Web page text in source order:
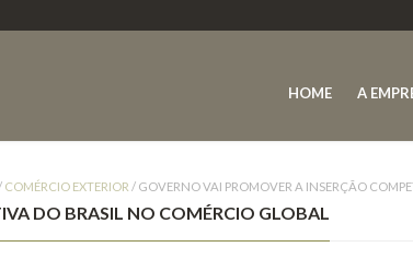
HOME A
COMÉRCIO EXTERIOR / GOVERNO VAI PROMOVER A INSERÇÃO
DO BRASIL NO COMÉRCIO GLOBAL